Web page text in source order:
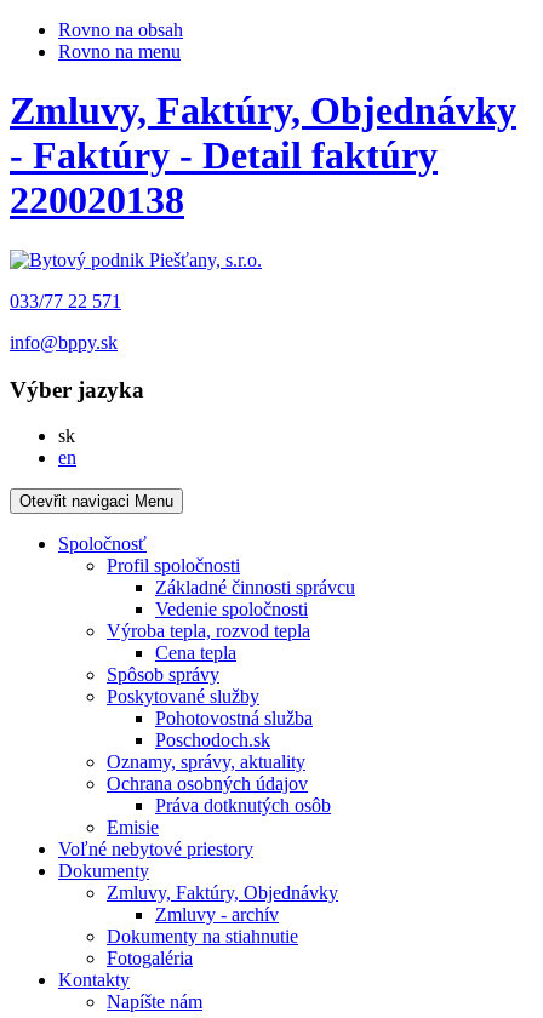
Rovno na obsah
Rovno na menu
Zmluvy, Faktúry, Objednávky
- Faktúry - Detail faktúry
220020138
033/77 22 571
info@bppy.sk
Výber jazyka
skSlovensky
en
Otevřit navigaci Menu
Spoločnosť
Profil spoločnosti
Základné činnosti správcu
Vedenie spoločnosti
Výroba tepla, rozvod tepla
Cena tepla
Spôsob správy
Poskytované služby
Pohotovostná služba
Poschodoch.sk
Oznamy, správy, aktuality
Ochrana osobných údajov
Práva dotknutých osôb
Emisie
Voľné nebytové priestory
Dokumenty
Zmluvy, Faktúry, Objednávky
Zmluvy - archív
Dokumenty na stiahnutie
Fotogaléria
Kontakty
Napíšte nám